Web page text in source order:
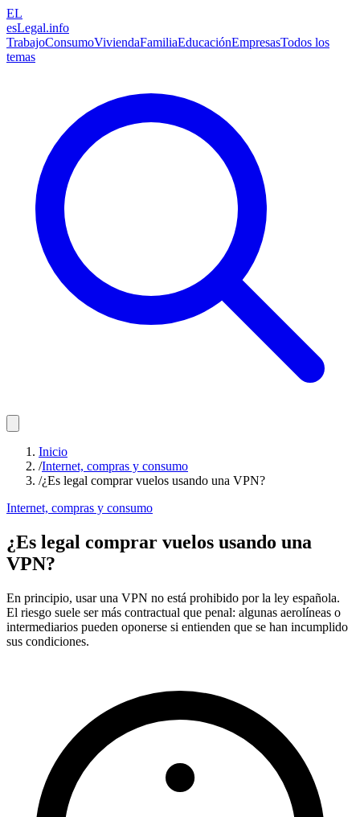
EL
esLegal.info
TrabajoConsumoViviendaFamiliaEducaciónEmpresasTodos los
temas
Inicio
/Internet, compras y consumo
/¿Es legal comprar vuelos usando una VPN?
Internet, compras y consumo
¿Es legal comprar vuelos usando una
VPN?
En principio, usar una VPN no está prohibido por la ley española.
El riesgo suele ser más contractual que penal: algunas aerolíneas o
intermediarios pueden oponerse si entienden que se han incumplido
sus condiciones.